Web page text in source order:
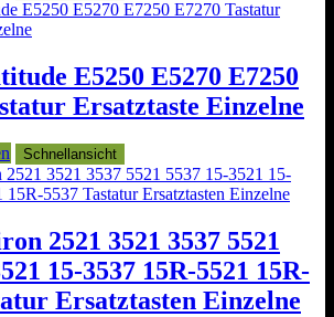
E5250 E5270 E7250
Ersatztaste Einzelne
Schnellansicht
2521 3521 3537 5521
15-3537 15R-5521 15R-
Ersatztasten Einzelne